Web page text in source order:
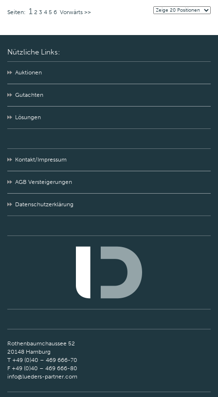
Seiten: 1 2 3 4 5 6 Vorwärts >>
Nützliche Links:
Auktionen
Gutachten
Lösungen
Kontakt/Impressum
AGB Versteigerungen
Datenschutzerklärung
Rothenbaumchaussee 52
20148 Hamburg
T +49 (0)40 – 469 666-70
F +49 (0)40 – 469 666-80
info@lueders-partner.com